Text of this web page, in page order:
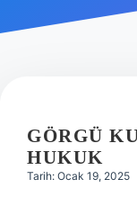
Hakkımızda
GÖRGÜ
HUKUK
Tarih: Ocak 19, 2025